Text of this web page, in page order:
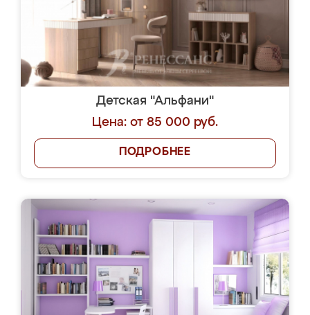
Детская "Альфани"
Цена: от 85 000 руб.
ПОДРОБНЕЕ